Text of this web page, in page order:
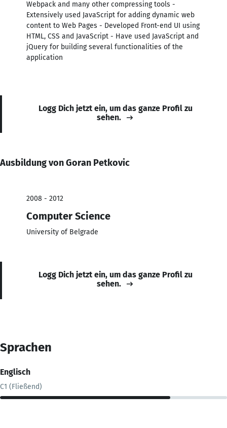
Webpack and many other compressing tools -
Extensively used JavaScript for adding dynamic web
content to Web Pages - Developed Front-end UI using
HTML, CSS and JavaScript - Have used JavaScript and
jQuery for building several functionalities of the
application
Logg Dich jetzt ein, um das ganze Profil zu
sehen.
Ausbildung von Goran Petkovic
2008 - 2012
Computer Science
University of Belgrade
Logg Dich jetzt ein, um das ganze Profil zu
sehen.
Sprachen
Englisch
C1 (Fließend)